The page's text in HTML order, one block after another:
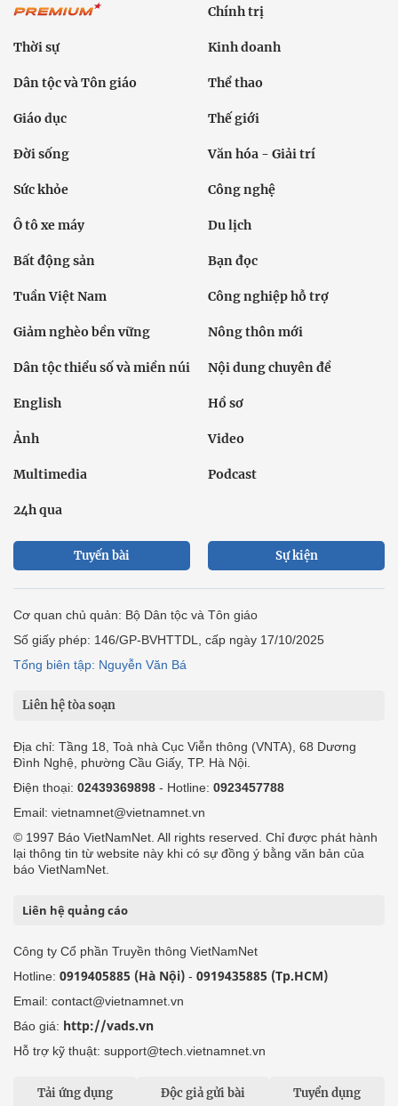
Chính trị
Thời sự Kinh doanh
Dân tộc và Tôn giáo Thể thao
Giáo dục Thế giới
Đời sống Văn hóa - Giải trí
Sức khỏe Công nghệ
Ô tô xe máy Du lịch
Bất động sản Bạn đọc
Tuần Việt Nam Công nghiệp hỗ trợ
Giảm nghèo bền vững Nông thôn mới
Dân tộc thiểu số và miền núi Nội dung chuyên đề
English Hồ sơ
Ảnh Video
Multimedia Podcast
24h qua
Tuyến bài Sự kiện
Cơ quan chủ quản: Bộ Dân tộc và Tôn giáo
Số giấy phép: 146/GP-BVHTTDL, cấp ngày 17/10/2025
Tổng biên tập: Nguyễn Văn Bá
Liên hệ tòa soạn
Địa chỉ: Tầng 18, Toà nhà Cục Viễn thông (VNTA), 68 Dương
Đình Nghệ, phường Cầu Giấy, TP. Hà Nội.
Điện thoại: 02439369898 - Hotline: 0923457788
Email: vietnamnet@vietnamnet.vn
© 1997 Báo VietNamNet. All rights reserved. Chỉ được phát hành
lại thông tin từ website này khi có sự đồng ý bằng văn bản của
báo VietNamNet.
Liên hệ quảng cáo
Công ty Cổ phần Truyền thông VietNamNet
Hotline: 0919405885 (Hà Nội) - 0919435885 (Tp.HCM)
Email: contact@vietnamnet.vn
Báo giá: http://vads.vn
Hỗ trợ kỹ thuật: support@tech.vietnamnet.vn
Tải ứng dụng Độc giả gửi bài Tuyển dụng